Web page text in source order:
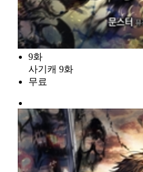
9화
사기캐 9화
무료